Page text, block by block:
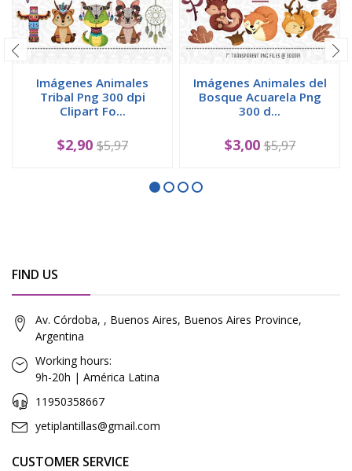
Imágenes Animales
Tribal Png 300 dpi
Clipart Fo...
$2,90 $5,97
Imágenes Animales del
Bosque Acuarela Png
300 d...
$3,00 $5,97
FIND US
Av. Córdoba, , Buenos Aires, Buenos Aires Province,
Argentina
Working hours:
9h-20h | América Latina
11950358667
yetiplantillas@gmail.com
CUSTOMER SERVICE